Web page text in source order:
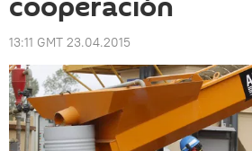
13:11 GMT 23.04.2015